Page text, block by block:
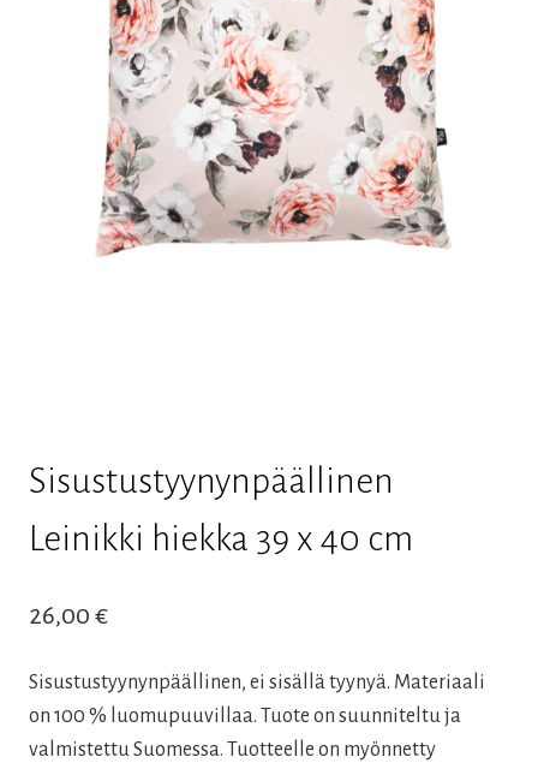
Sisustustyynynpäällinen
Leinikki hiekka 39 x 40 cm
26,00 €
Sisustustyynynpäällinen, ei sisällä tyynyä. Materiaali
on 100 % luomupuuvillaa. Tuote on suunniteltu ja
valmistettu Suomessa. Tuotteelle on myönnetty